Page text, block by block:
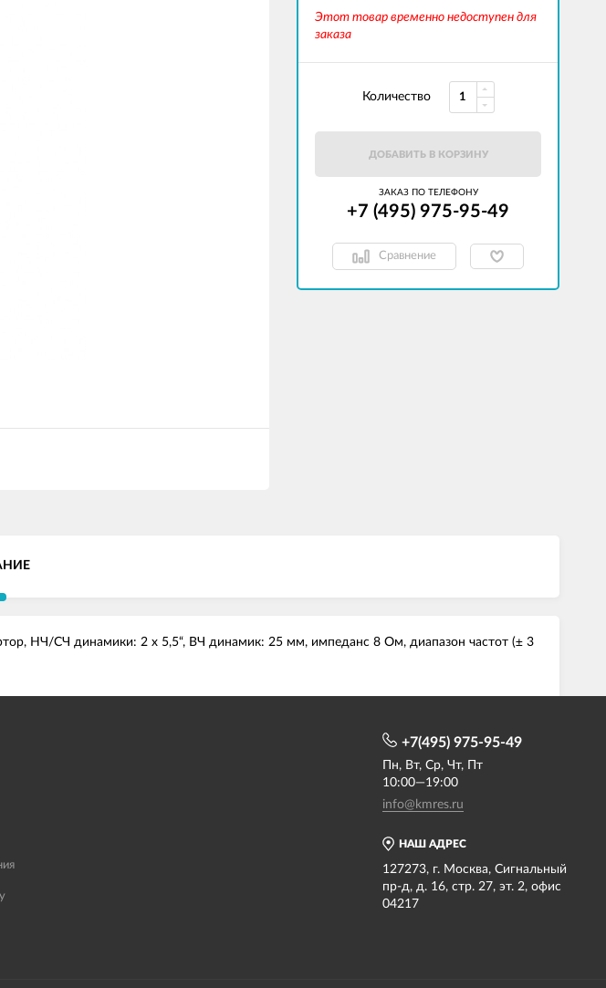
Этот товар временно недоступен для
заказа
Количество
ДОБАВИТЬ В КОРЗИНУ
ЗАКАЗ ПО ТЕЛЕФОНУ
+7 (495) 975-95-49
Сравнение
НЧ/СЧ динамики: 2 х 5,5“, ВЧ динамик: 25 мм, импеданс 8 Ом, диапазон частот (± 3
НАШ АДРЕС
127273, г. Москва, Сигнальный
пр-д, д. 16, стр. 27, эт. 2, офис
04217
+7(495) 975-95-49
Пн, Вт, Ср, Чт, Пт
10:00—19:00
info@kmres.ru